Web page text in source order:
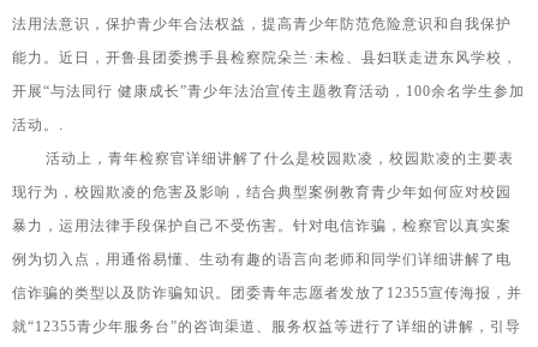
法用法意识，保护青少年合法权益，提高青少年防范危险意识和自我保护
能力。近日，开鲁县团委携手县检察院朵兰·未检、县妇联走进东风学校，
开展“与法同行 健康成长”青少年法治宣传主题教育活动，100余名学生参加
活动。
活动上，青年检察官详细讲解了什么是校园欺凌，校园欺凌的主要表
现行为，校园欺凌的危害及影响，结合典型案例教育青少年如何应对校园
暴力，运用法律手段保护自己不受伤害。针对电信诈骗，检察官以真实案
例为切入点，用通俗易懂、生动有趣的语言向老师和同学们详细讲解了电
信诈骗的类型以及防诈骗知识。团委青年志愿者发放了12355宣传海报， 并
就“12355青少年服务台”的咨询渠道、服务权益等进行了详细的讲解，引导